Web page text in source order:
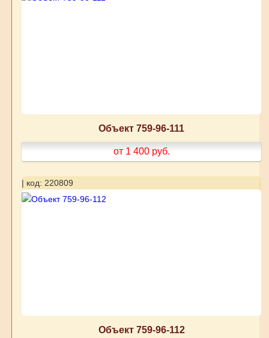
Объект 759-96-111
от 1 400 руб.
| код: 220809
Объект 759-96-112